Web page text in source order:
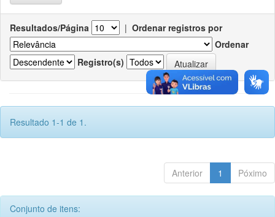
Resultados/Página | Ordenar registros por
Ordenar
Registro(s)
Resultado 1-1 de 1.
Anterior 1 Póximo
Conjunto de itens: